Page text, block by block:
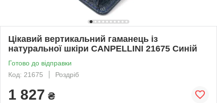
Цікавий вертикальний гаманець із
натуральної шкіри CANPELLINI 21675 Синій
Готово до відправки
Код: 21675
Роздріб
1 827 ₴